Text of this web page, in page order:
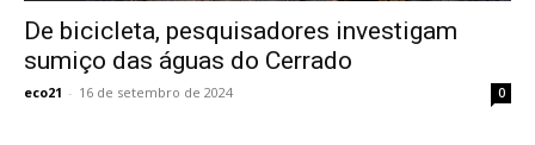
De bicicleta, pesquisadores investigam
sumiço das águas do Cerrado
eco21 - 16 de setembro de 2024 0